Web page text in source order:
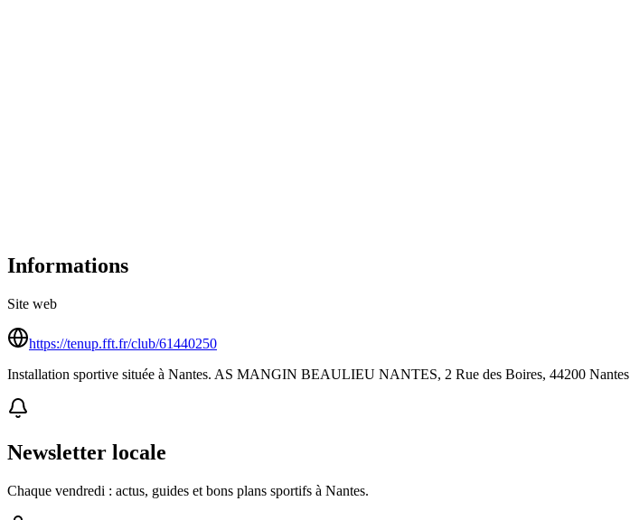
Informations
Site web
https://tenup.fft.fr/club/61440250
Installation sportive située à Nantes. AS MANGIN BEAULIEU NANTES, 2 Rue des Boires, 44200 Nantes
Newsletter locale
Chaque vendredi : actus, guides et bons plans sportifs à Nantes.